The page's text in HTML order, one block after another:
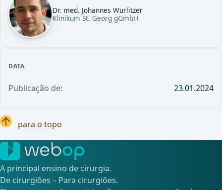
Dr. med. Johannes Wurlitzer
Klinikum St. Georg gGmbH
DATA
Publicação de: 23.01.2024
para o topo
A principal ensino de cirurgia.
De cirurgiões – Para cirurgiões.